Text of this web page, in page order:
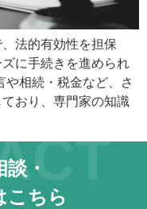
法的有効性を担保
に手続きを進められ
や相続・税金など、さ
おり、専門家の知識
・
こちら
Chrome推奨）